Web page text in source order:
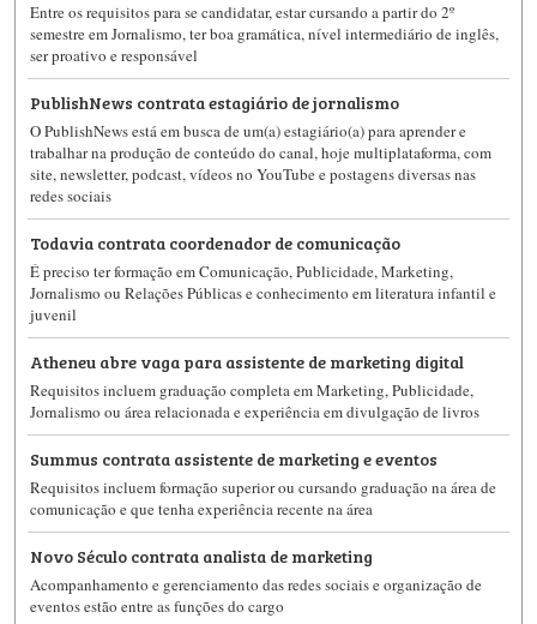
Entre os requisitos para se candidatar, estar cursando a partir do 2º
semestre em Jornalismo, ter boa gramática, nível intermediário de inglês,
ser proativo e responsável
PublishNews contrata estagiário de jornalismo
O PublishNews está em busca de um(a) estagiário(a) para aprender e
trabalhar na produção de conteúdo do canal, hoje multiplataforma, com
site, newsletter, podcast, vídeos no YouTube e postagens diversas nas
redes sociais
Todavia contrata coordenador de comunicação
É preciso ter formação em Comunicação, Publicidade, Marketing,
Jornalismo ou Relações Públicas e conhecimento em literatura infantil e
juvenil
Atheneu abre vaga para assistente de marketing digital
Requisitos incluem graduação completa em Marketing, Publicidade,
Jornalismo ou área relacionada e experiência em divulgação de livros
Summus contrata assistente de marketing e eventos
Requisitos incluem formação superior ou cursando graduação na área de
comunicação e que tenha experiência recente na área
Novo Século contrata analista de marketing
Acompanhamento e gerenciamento das redes sociais e organização de
eventos estão entre as funções do cargo